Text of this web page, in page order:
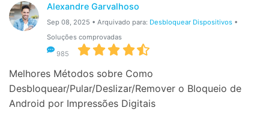
Reparar Celular
Proteção do celular
Encontre Mais Soluções
Alexandre Garvalhoso
Sep 08, 2025 • Arquivado para: Desbloquear Dispositivos•
Soluções comprovadas
985
Melhores Métodos sobre Como
Desbloquear/Pular/Deslizar/Remover o Bloqueio de
Android por Impressões Digitais